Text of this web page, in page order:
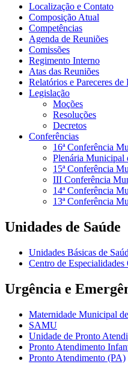
Localização e Contato
Composição Atual
Competências
Agenda de Reuniões
Comissões
Regimento Interno
Atas das Reuniões
Relatórios e Pareceres de
Legislação
Moções
Resoluções
Decretos
Conferências
16ª Conferência
Plenária Municipal
15ª Conferência
III Conferência
14ª Conferência
13ª Conferência
Unidades de Saúde
Unidades Básicas de
Centro de
Urgência e
Maternidade Municipal
SAMU
Unidade de Pronto
Pronto Atendimento
Pronto Atendimento (PA)